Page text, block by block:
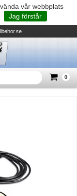
vår webbplats
Jag förstår
0